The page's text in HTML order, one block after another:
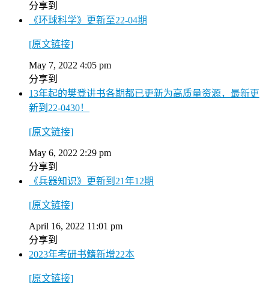
分享到
《环球科学》更新至22-04期
[原文链接]
May 7, 2022 4:05 pm
分享到
13年起的樊登讲书各期都已更新为高质量资源，最新更
新到22-0430！
[原文链接]
May 6, 2022 2:29 pm
分享到
《兵器知识》更新到21年12期
[原文链接]
April 16, 2022 11:01 pm
分享到
2023年考研书籍新增22本
[原文链接]